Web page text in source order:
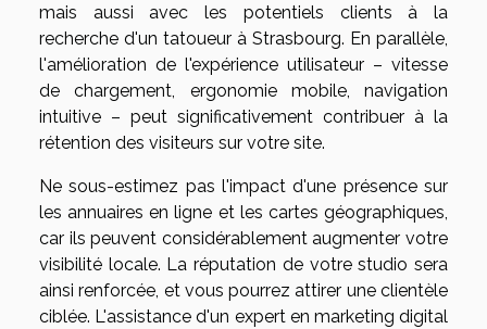
mais aussi avec les potentiels clients à la
recherche d'un tatoueur à Strasbourg. En parallèle,
l'amélioration de l'expérience utilisateur – vitesse
de chargement, ergonomie mobile, navigation
intuitive – peut significativement contribuer à la
rétention des visiteurs sur votre site.
Ne sous-estimez pas l'impact d'une présence sur
les annuaires en ligne et les cartes géographiques,
car ils peuvent considérablement augmenter votre
visibilité locale. La réputation de votre studio sera
ainsi renforcée, et vous pourrez attirer une clientèle
ciblée. L'assistance d'un expert en marketing digital